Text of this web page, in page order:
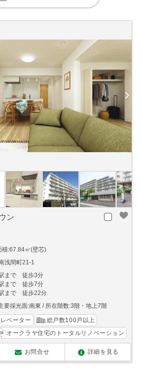
ン
積:67.84㎡(壁芯)
浅間町21-1
まで 徒歩3分
まで 徒歩7分
まで 徒歩22分
要採光面:南東 所在階数:3階・地上7階
ベーター
総戸数100戸以上
オークラヤ住宅のトータルリノベーション
お問合せ 詳細を見る